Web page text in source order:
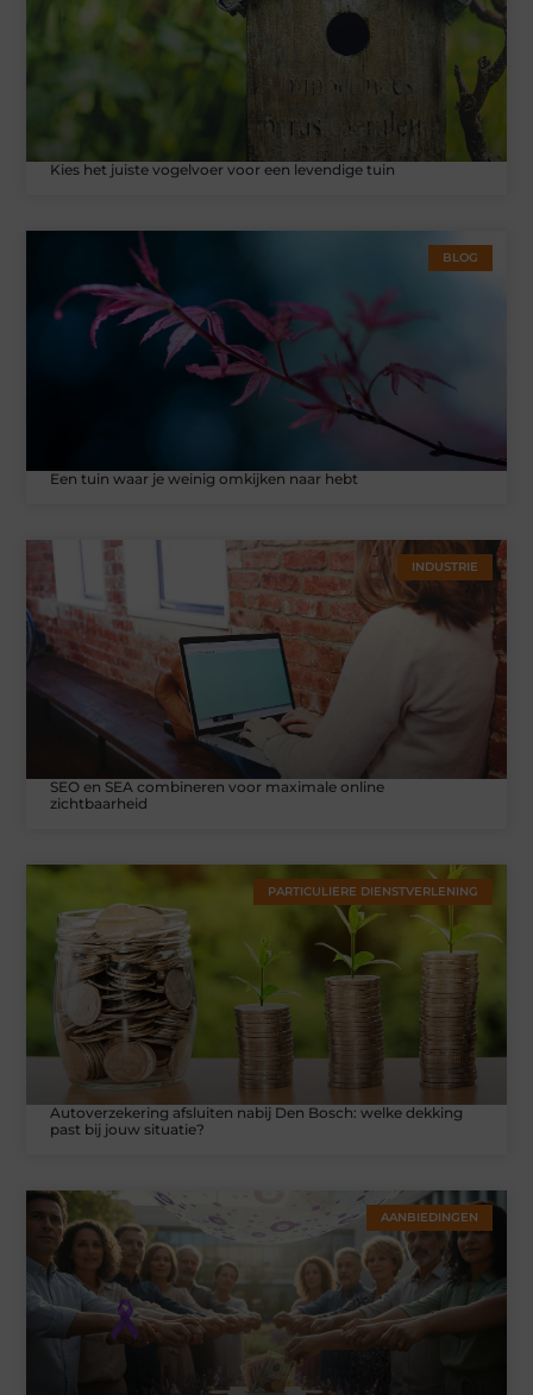
Kies het juiste vogelvoer voor een levendige tuin
BLOG
Een tuin waar je weinig omkijken naar hebt
INDUSTRIE
SEO en SEA combineren voor maximale online
zichtbaarheid
PARTICULIERE DIENSTVERLENING
Autoverzekering afsluiten nabij Den Bosch: welke dekking
past bij jouw situatie?
AANBIEDINGEN